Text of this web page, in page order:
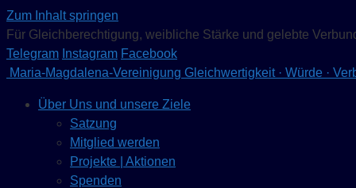
Zum Inhalt springen
Für Gleichberechtigung, weibliche Stärke und gelebte
Telegram Instagram Facebook
Maria-Magdalena-Vereinigung Gleichwertigkeit · Würde ·
Über Uns und unsere Ziele
Satzung
Mitglied werden
Projekte | Aktionen
Spenden